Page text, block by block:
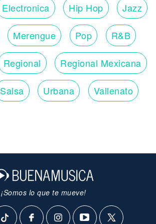
Electronica Hip Hop Jazz
Merengue Pop R&B
Regional Regional Mexicana
Salsa Urbana Vallenato
¡Somos lo que te mueve!